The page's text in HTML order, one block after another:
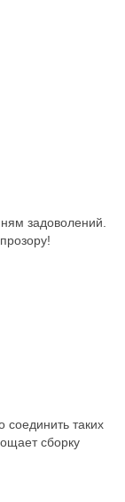
задоволений.
соединить таких
сборку